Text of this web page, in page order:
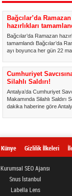
Bağcılar’da Ramazan
hazırlıkları
Bağcılar’da Ramazan
tamamlandı Bağcılar’da
ayı boyunca her gün 22
Cumhuriyet
Silahlı Saldırı!
Antalya’da Cumhuriyet
Makamında Silahlı Saldırı
dakika haberine göre
Künye Gizlilik İlkeleri
Kurumsal SEO Ajansı
Snus İstanbul
Labella Lens